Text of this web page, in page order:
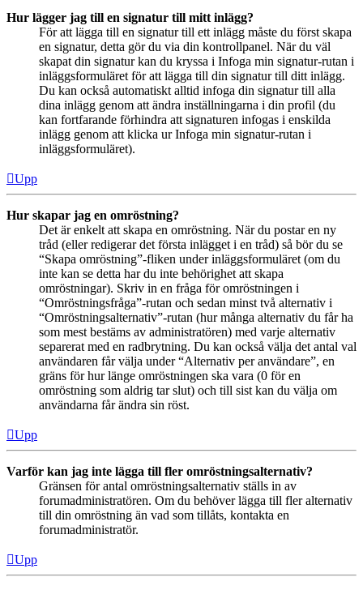
Hur lägger jag till en signatur till mitt inlägg?
För att lägga till en signatur till ett inlägg måste du först skapa
en signatur, detta gör du via din kontrollpanel. När du väl
skapat din signatur kan du kryssa i Infoga min signatur-rutan i
inläggsformuläret för att lägga till din signatur till ditt inlägg.
Du kan också automatiskt alltid infoga din signatur till alla
dina inlägg genom att ändra inställningarna i din profil (du
kan fortfarande förhindra att signaturen infogas i enskilda
inlägg genom att klicka ur Infoga min signatur-rutan i
inläggsformuläret).
Upp
Hur skapar jag en omröstning?
Det är enkelt att skapa en omröstning. När du postar en ny
tråd (eller redigerar det första inlägget i en tråd) så bör du se
“Skapa omröstning”-fliken under inläggsformuläret (om du
inte kan se detta har du inte behörighet att skapa
omröstningar). Skriv in en fråga för omröstningen i
“Omröstningsfråga”-rutan och sedan minst två alternativ i
“Omröstningsalternativ”-rutan (hur många alternativ du får ha
som mest bestäms av administratören) med varje alternativ
separerat med en radbrytning. Du kan också välja det antal val
användaren får välja under “Alternativ per användare”, en
gräns för hur länge omröstningen ska vara (0 för en
omröstning som aldrig tar slut) och till sist kan du välja om
användarna får ändra sin röst.
Upp
Varför kan jag inte lägga till fler omröstningsalternativ?
Gränsen för antal omröstningsalternativ ställs in av
forumadministratören. Om du behöver lägga till fler alternativ
till din omröstning än vad som tillåts, kontakta en
forumadministratör.
Upp